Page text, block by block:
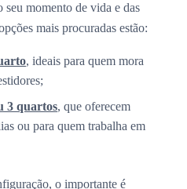
momento de vida e das
mais procuradas estão:
, ideais para quem mora
3 quartos, que oferecem
ou para quem trabalha em
o importante é